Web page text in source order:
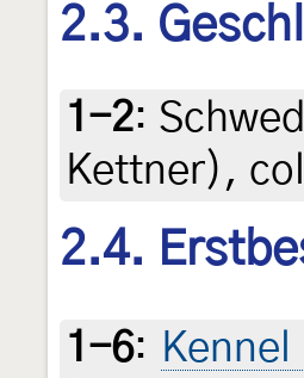
2.3.
1-2:
Kettner),
2.4.
1-6: